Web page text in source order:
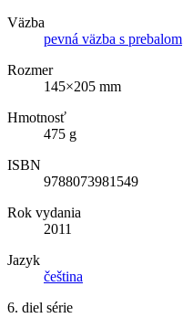
Väzba
pevná väzba s prebalom
Rozmer
145×205 mm
Hmotnosť
475 g
ISBN
9788073981549
Rok vydania
2011
Jazyk
čeština
6. diel série